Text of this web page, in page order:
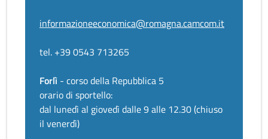
informazioneeconomica@romagna.camcom.it
tel. +39 0543 713265
Forlì - corso della Repubblica 5
orario di sportello:
dal lunedì al giovedì dalle 9 alle 12.30 (chiuso
il venerdì)